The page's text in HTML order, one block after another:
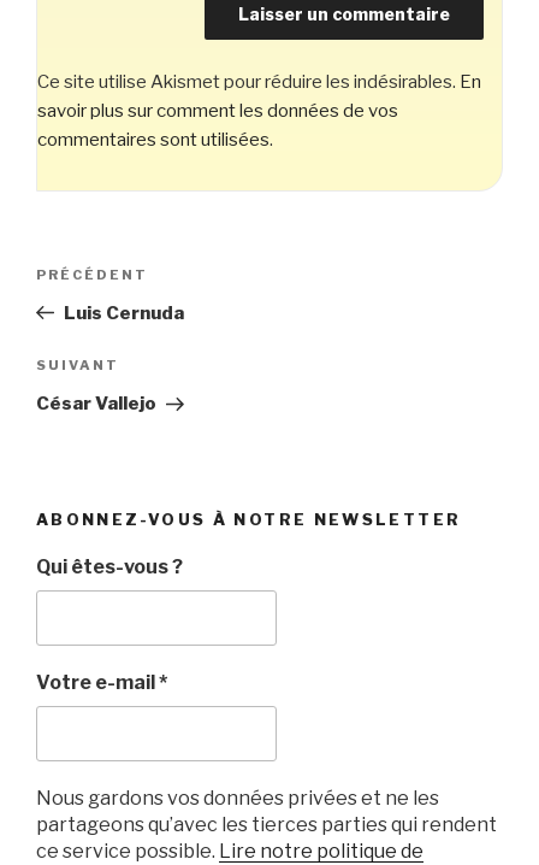
Ce site utilise Akismet pour réduire les indésirables. En
savoir plus sur comment les données de vos
commentaires sont utilisées.
Navigation
l’article
Article
précédent
PRÉCÉDENT
Luis Cernuda
Article
suivant
SUIVANT
César Vallejo
ABONNEZ-VOUS À NOTRE NEWSLETTER
Qui êtes-vous ?
Votre e-mail*
Nous gardons vos données privées et ne les
partageons qu’avec les tierces parties qui rendent
ce service possible. Lire notre politique de